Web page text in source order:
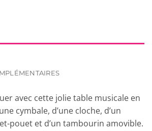
avec cette jolie table musicale en
cymbale, d’une cloche, d’un
pouet et d’un tambourin amovible.